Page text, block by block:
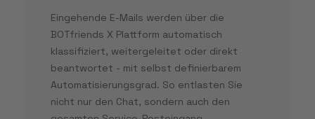
Eingehende E-Mails werden über die
BOTfriends X Plattform automatisch
klassifiziert, weitergeleitet oder direkt
beantwortet - mit selbst definierbarem
Automatisierungsgrad. So entlasten Sie
nicht nur den Chat, sondern auch den